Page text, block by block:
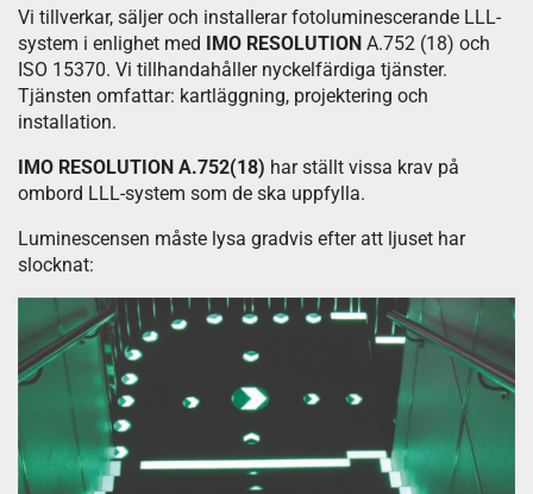
Vi tillverkar, säljer och installerar fotoluminescerande LLL-
system i enlighet med IMO RESOLUTION A.752 (18) och
ISO 15370. Vi tillhandahåller nyckelfärdiga tjänster.
Tjänsten omfattar: kartläggning, projektering och
installation.
IMO RESOLUTION A.752(18) har ställt vissa krav på
ombord LLL-system som de ska uppfylla.
Luminescensen måste lysa gradvis efter att ljuset har
slocknat: